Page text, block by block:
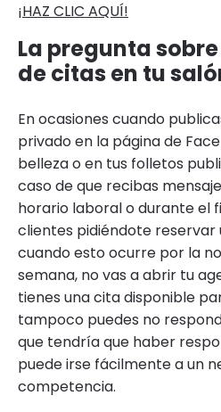
¡HAZ CLIC AQUÍ!
La pregunta
de citas en tu
En ocasiones cuando
privado en la página de
belleza o en tus folletos
caso de que recibas
horario laboral o durante el
clientes pidiéndote reservar
cuando esto ocurre por la
semana, no vas a abrir tu
tienes una cita disponible
tampoco puedes no
que tendría que haber
puede irse fácilmente a un
competencia.